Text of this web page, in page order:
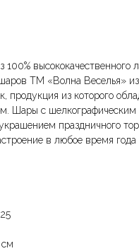
высококачественного
ТМ «Волна Веселья»
продукция из которого
Шары с шелкографическим
праздничного
в любое время года
см